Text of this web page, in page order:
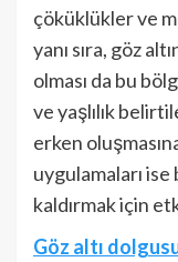
çöküklükler ve
yanı sıra, göz
olması da bu
ve yaşlılık
erken
uygulamaları
kaldırmak için
Göz altı